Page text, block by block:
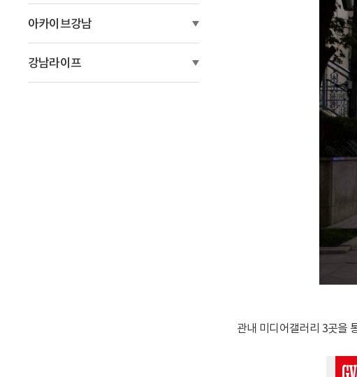
아카이브강남
강남라이프
관내 미디어갤러리 3곳을